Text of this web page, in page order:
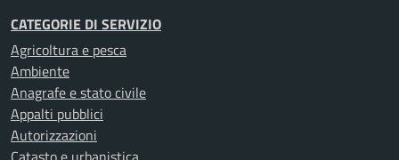
CATEGORIE DI SERVIZIO
Agricoltura e pesca
Ambiente
Anagrafe e stato civile
Appalti pubblici
Autorizzazioni